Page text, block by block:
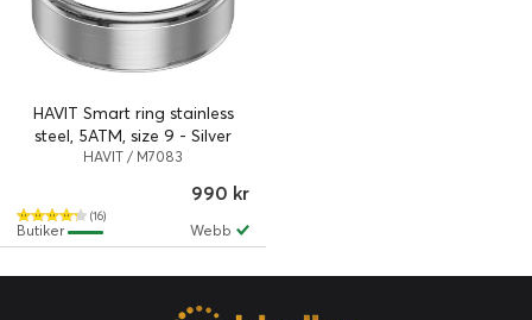
HAVIT Smart ring stainless
steel, 5ATM, size 9 - Silver
HAVIT / M7083
(16)
990 kr
Webb
Butiker